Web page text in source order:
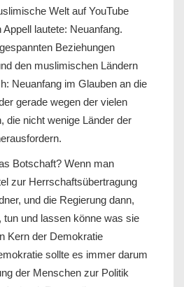
Welt auf YouTube
lautete: Neuanfang.
Beziehungen
den muslimischen Ländern
Neuanfang im Glauben an die
gerade wegen der vielen
die nicht wenige Länder der
Botschaft? Wenn man
zur Herrschaftsübertragung
und die Regierung dann,
tun und lassen könne was sie
Kern der Demokratie
sollte es immer darum
der Menschen zur Politik